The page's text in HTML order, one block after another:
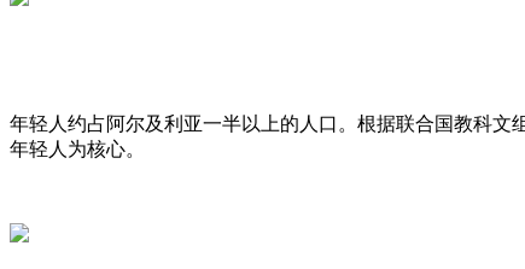
年轻人约占阿尔及利亚一半以上的人口。根据联合国教科文
年轻人为核心。